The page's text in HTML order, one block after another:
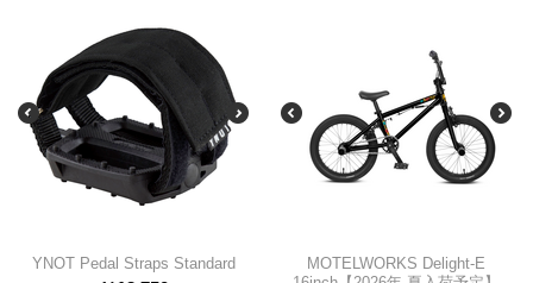
YNOT Pedal Straps Standard
MOTELWORKS Delight-E